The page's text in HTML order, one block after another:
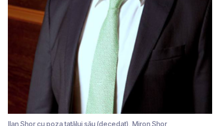
Ilan Shor cu poza tatălui său (decedat), Miron Shor